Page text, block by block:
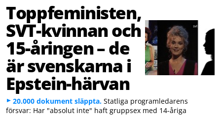
Toppfeministen,
SVT-kvinnan och
15-åringen – de
är svenskarna i
Epstein-härvan
20.000 dokument släppta. Statliga programledarens
försvar: Har "absolut inte" haft gruppsex med 14-åriga